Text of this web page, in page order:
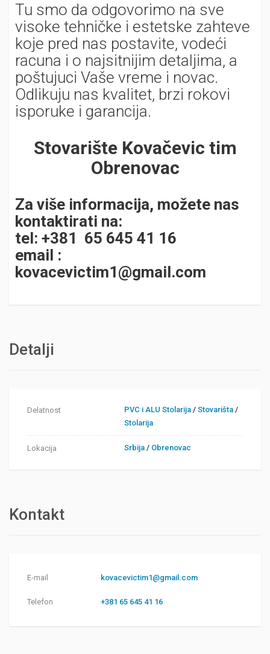
Tu smo da odgovorimo na sve
visoke tehničke i estetske zahteve
koje pred nas postavite, vodeći
racuna i o najsitnijim detaljima, a
poštujuci Vaše vreme i novac.
Odlikuju nas kvalitet, brzi rokovi
isporuke i garancija.
Stovarište Kovačevic tim
Obrenovac
Za više informacija, možete nas
kontaktirati na:
tel: +381 65 645 41 16
email :
kovacevictim1@gmail.com
Detalji
Delatnost PVC i ALU Stolarija /Stovarišta /
Stolarija
Lokacija Srbija / Obrenovac
Kontakt
E-mail kovacevictim1@gmail.com
Telefon +381 65 645 41 16